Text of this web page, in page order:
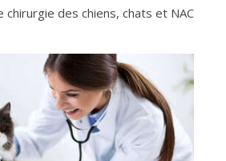
des chiens, chats et NAC